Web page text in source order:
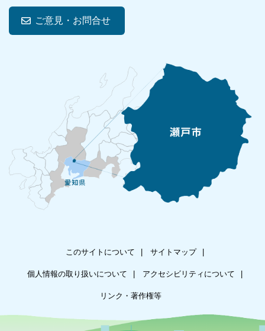
ご意見・お問合せ
このサイトについて サイトマップ
個人情報の取り扱いについて アクセシビリティについて
リンク・著作権等